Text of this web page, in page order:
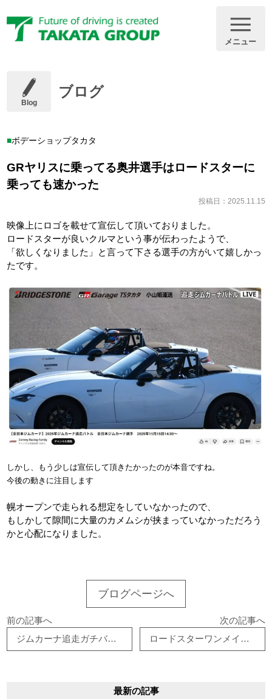
メニュー
Blog
ブログ
ボデーショップタカタ
GRヤリスに乗ってる奥井選手はロードスターに
乗っても速かった
投稿日：2025.11.15
映像上にロゴを載せて宣伝して頂いておりました。
ロードスターが良いクルマという事が伝わったようで、
「欲しくなりました」と言って下さる選手の方がいて嬉しかっ
たです。
しかし、もう少しは宣伝して頂きたかったのが本音ですね。
今後の動きに注目します
幌オープンで走られる想定をしていなかったので、
もしかして隙間に大量のカメムシが挟まっていなかっただろう
かと心配になりました。
ブログページへ
前の記事へ
ジムカーナ追走ガチバトル
次の記事へ
ロードスターワンメイクタイムアタック車両
最新の記事